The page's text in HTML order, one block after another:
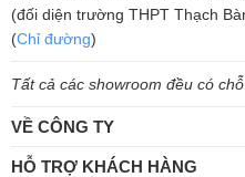
(đối diện trường THPT Thạch
(Chỉ đường)
Tất cả các showroom đều có
VỀ CÔNG TY
HỖ TRỢ KHÁCH HÀNG